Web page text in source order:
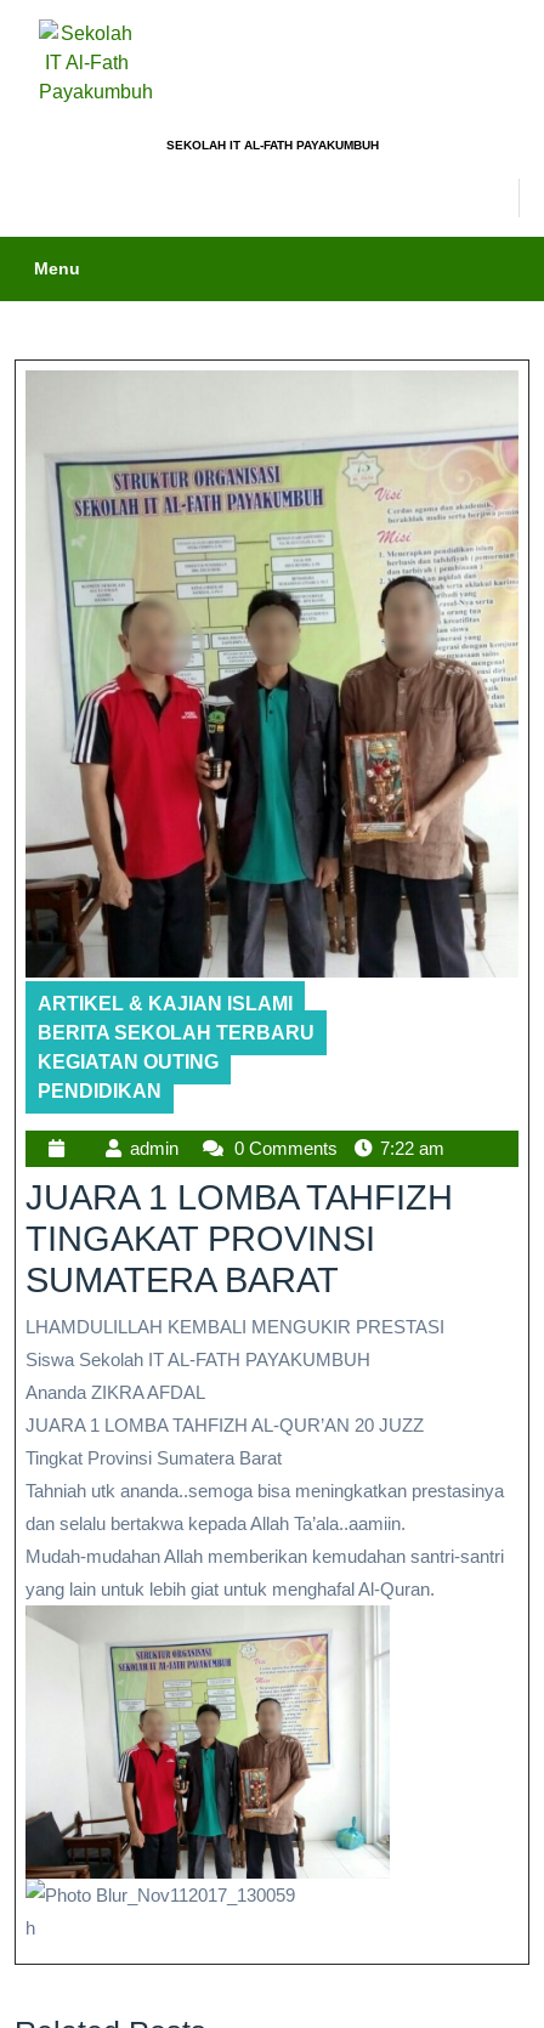
SEKOLAH IT AL-FATH PAYAKUMBUH
Menu
ARTIKEL & KAJIAN ISLAMI
BERITA SEKOLAH TERBARU
KEGIATAN OUTING
PENDIDIKAN
admin 0 Comments 7:22 am
JUARA 1 LOMBA TAHFIZH
TINGAKAT PROVINSI
SUMATERA BARAT
LHAMDULILLAH KEMBALI MENGUKIR PRESTASI
Siswa Sekolah IT AL-FATH PAYAKUMBUH
Ananda ZIKRA AFDAL
JUARA 1 LOMBA TAHFIZH AL-QUR’AN 20 JUZZ
Tingkat Provinsi Sumatera Barat
Tahniah utk ananda..semoga bisa meningkatkan prestasinya
dan selalu bertakwa kepada Allah Ta’ala..aamiin.
Mudah-mudahan Allah memberikan kemudahan santri-santri
yang lain untuk lebih giat untuk menghafal Al-Quran.
h